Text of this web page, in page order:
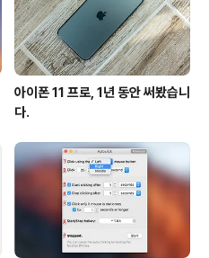
아이폰 11 프로, 1년 동안 써봤습니
다.